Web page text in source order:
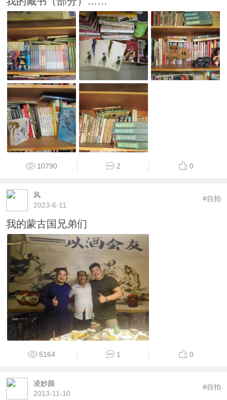
10790 2 0
风
2023-6-11
#自拍
我的蒙古国兄弟们
5164 1 0
凌妙颜
2013-11-10
#自拍